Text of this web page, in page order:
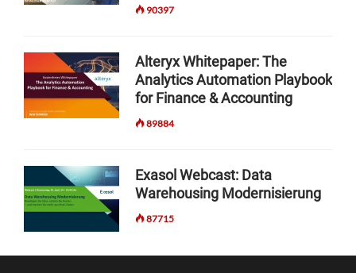
90397
Alteryx Whitepaper: The
Analytics Automation Playbook
for Finance & Accounting
89884
Exasol Webcast: Data
Warehousing Modernisierung
87715